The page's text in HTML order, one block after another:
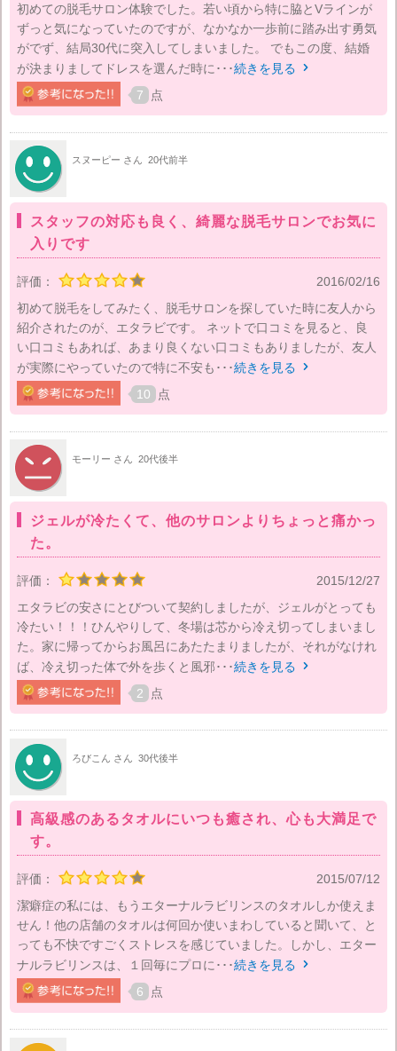
初めての脱毛サロン体験でした。若い頃から特に脇とVラインが
ずっと気になっていたのですが、なかなか一歩前に踏み出す勇気
がでず、結局30代に突入してしまいました。 でもこの度、結婚
が決まりましてドレスを選んだ時に･･･続きを見る 
7 点
スヌーピー さん 20代前半
スタッフの対応も良く、綺麗な脱毛サロンでお気に
入りです
評価：
2016/02/16
初めて脱毛をしてみたく、脱毛サロンを探していた時に友人から
紹介されたのが、エタラビです。 ネットで口コミを見ると、良
い口コミもあれば、あまり良くない口コミもありましたが、友人
が実際にやっていたので特に不安も･･･続きを見る 
10 点
モーリー さん 20代後半
ジェルが冷たくて、他のサロンよりちょっと痛かっ
た。
評価：
2015/12/27
エタラビの安さにとびついて契約しましたが、ジェルがとっても
冷たい！！！ひんやりして、冬場は芯から冷え切ってしまいまし
た。家に帰ってからお風呂にあたたまりましたが、それがなけれ
ば、冷え切った体で外を歩くと風邪･･･続きを見る 
2 点
ろびこん さん 30代後半
高級感のあるタオルにいつも癒され、心も大満足で
す。
評価：
2015/07/12
潔癖症の私には、もうエターナルラビリンスのタオルしか使えま
せん！他の店舗のタオルは何回か使いまわしていると聞いて、と
っても不快ですごくストレスを感じていました。しかし、エター
ナルラビリンスは、１回毎にプロに･･･続きを見る 
6 点